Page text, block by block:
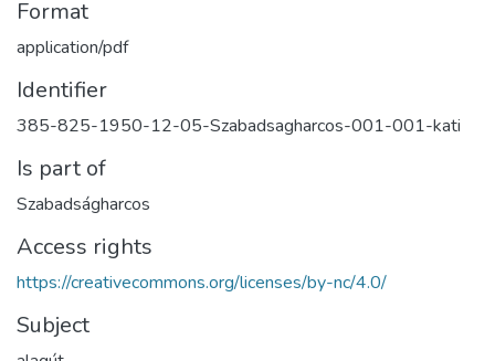
Format
application/pdf
Identifier
385-825-1950-12-05-Szabadsagharcos-001-001-kati
Is part of
Szabadságharcos
Access rights
https://creativecommons.org/licenses/by-nc/4.0/
Subject